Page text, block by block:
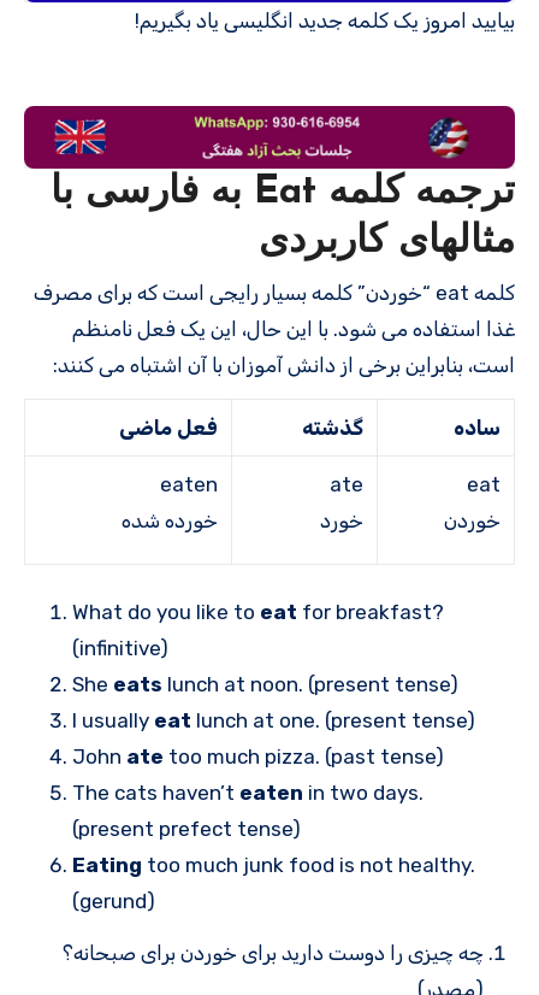
بیایید امروز یک کلمه جدید انگلیسی یاد بگیریم!
ترجمه کلمه Eat به فارسی با
مثالهای کاربردی
کلمه eat “خوردن” کلمه بسیار رایجی است که برای مصرف
غذا استفاده می شود. با این حال، این یک فعل نامنظم
است، بنابراین برخی از دانش آموزان با آن اشتباه می کنند:
ساده گذشته فعل ماضی
eat
خوردن
ate
خورد
eaten
خورده شده
What do you like to eat for breakfast?
(infinitive)
She eats lunch at noon. (present tense)
I usually eat lunch at one. (present tense)
John ate too much pizza. (past tense)
The cats haven’t eaten in two days.
(present prefect tense)
Eating too much junk food is not healthy.
(gerund)
چه چیزی را دوست دارید برای خوردن برای صبحانه؟
(مصدر)